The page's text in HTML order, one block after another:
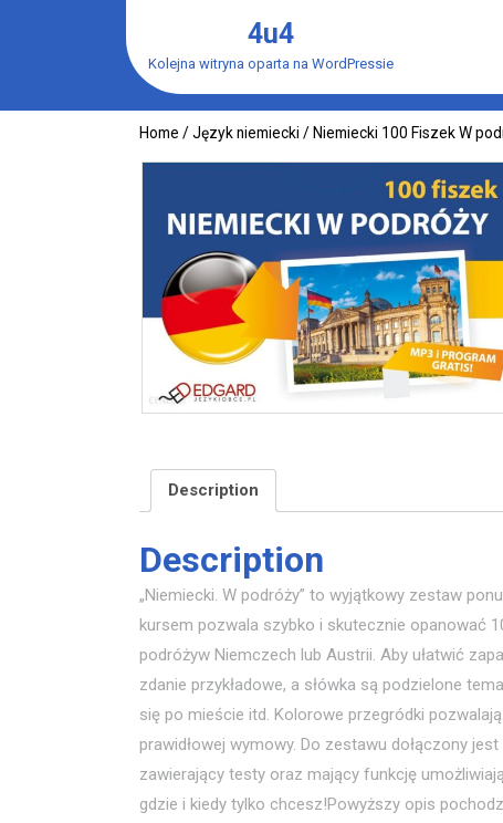
4u4
Kolejna witryna oparta na WordPressie
Home /Język niemiecki / Niemiecki 100 Fiszek W
Description
Description
„Niemiecki. W podróży” to wyjątkowy zestaw
kursem pozwala szybko i skutecznie opanować
podróżyw Niemczech lub Austrii. Aby ułatwić
zdanie przykładowe, a słówka są podzielone
się po mieście itd. Kolorowe przegródki
prawidłowej wymowy. Do zestawu dołączony
zawierający testy oraz mający funkcję
gdzie i kiedy tylko chcesz!Powyższy opis